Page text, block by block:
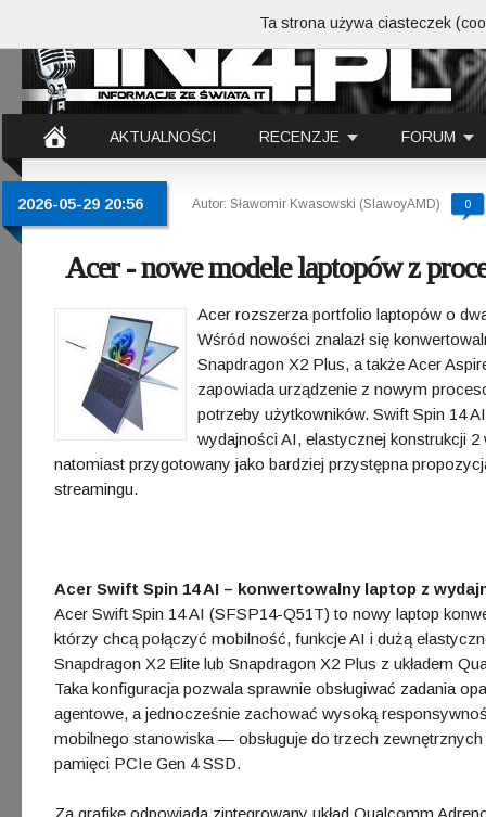
AKTUALNOŚCI RECENZJE FORUM
2026-05-29 20:56 Autor: Sławomir Kwasowski (SlawoyAMD) 0
Acer - nowe modele laptopów z
Acer rozszerza portfolio laptopów o
Wśród nowości znalazł się
Snapdragon X2 Plus, a także Acer
zapowiada urządzenie z nowym
potrzeby użytkowników. Swift Spin 14
wydajności AI, elastycznej konstrukcji 2
natomiast przygotowany jako bardziej przystępna
streamingu.
Acer Swift Spin 14 AI – konwertowalny laptop z
Acer Swift Spin 14 AI (SFSP14-Q51T) to nowy laptop
którzy chcą połączyć mobilność, funkcje AI i dużą
Snapdragon X2 Elite lub Snapdragon X2 Plus z układem
Taka konfiguracja pozwala sprawnie obsługiwać zadania
agentowe, a jednocześnie zachować wysoką
mobilnego stanowiska — obsługuje do trzech
pamięci PCIe Gen 4 SSD.
Za grafikę odpowiada zintegrowany układ Qualcomm
Ta strona używa ciasteczek